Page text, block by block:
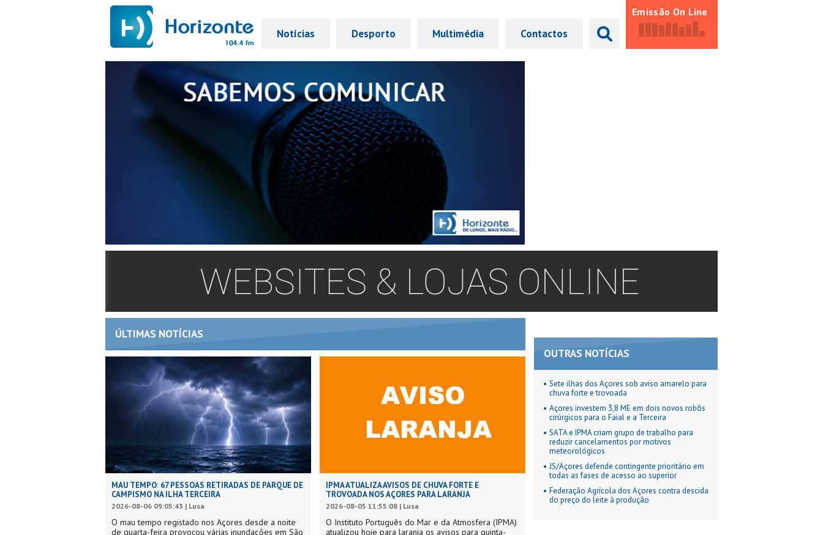
Notícias Desporto Multimédia Contactos
Emissão On Line
ÚLTIMAS NOTÍCIAS
MAU TEMPO: 67 PESSOAS RETIRADAS DE PARQUE DE
CAMPISMO NA ILHA TERCEIRA
2026-08-06 09:05:43 | Lusa
O mau tempo registado nos Açores desde a noite
de quarta-feira provocou várias inundações em São
IPMA ATUALIZA AVISOS DE CHUVA FORTE E
TROVOADA NOS AÇORES PARA LARANJA
2026-08-05 11:55:08 | Lusa
O Instituto Português do Mar e da Atmosfera (IPMA)
atualizou hoje para laranja os avisos para quinta-
OUTRAS NOTÍCIAS
Sete ilhas dos Açores sob aviso amarelo para
chuva forte e trovoada
Açores investem 3,8 ME em dois novos robôs
cirúrgicos para o Faial e a Terceira
SATA e IPMA criam grupo de trabalho para
reduzir cancelamentos por motivos
meteorológicos
JS/Açores defende contingente prioritário em
todas as fases de acesso ao superior
Federação Agrícola dos Açores contra descida
do preço do leite à produção